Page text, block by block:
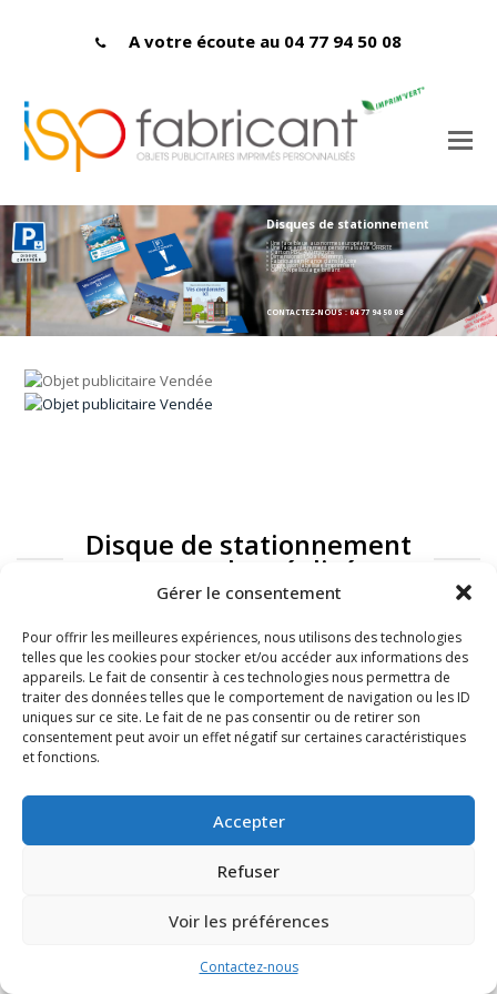
Gérer le consentement
Pour offrir les meilleures expériences, nous utilisons des technologies
telles que les cookies pour stocker et/ou accéder aux informations des
appareils. Le fait de consentir à ces technologies nous permettra de
traiter des données telles que le comportement de navigation ou les ID
uniques sur ce site. Le fait de ne pas consentir ou de retirer son
consentement peut avoir un effet négatif sur certaines caractéristiques
et fonctions.
Accepter
Refuser
Voir les préférences
Contactez-nous
A votre écoute au 04 77 94 50 08
Disques de stationnement
> Une face bleue aux normes européennes
> Une face entièrement personnalisable OFFERTE
> Carton PEFC 400 microns
> Dimensions : 150 x 150 mmn
> Fabriqués en France dans la Loire
> Impression labellisée Imprim'vert
> OPTION pelliculage brillant
CONTACTEZ-NOUS : 04 77 94 50 08
Disque de stationnement
: exemples réalisés
FAQ Mentions légales